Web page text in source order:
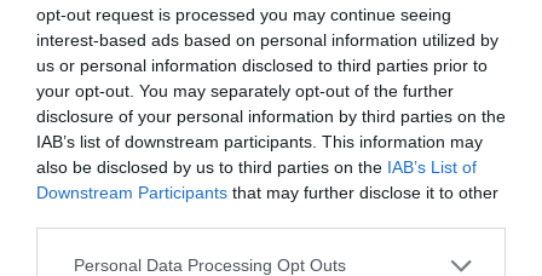
opt-out request is processed you may continue seeing
interest-based ads based on personal information utilized by
us or personal information disclosed to third parties prior to
your opt-out. You may separately opt-out of the further
disclosure of your personal information by third parties on the
IAB’s list of downstream participants. This information may
also be disclosed by us to third parties on the IAB’s List of
Downstream Participants that may further disclose it to other
Personal Data Processing Opt Outs
ITALIAN WINE
Rotaria, una piattaforma
enoculturale nel cuore del
Roero
MAR 25 NOVEMBRE 2025